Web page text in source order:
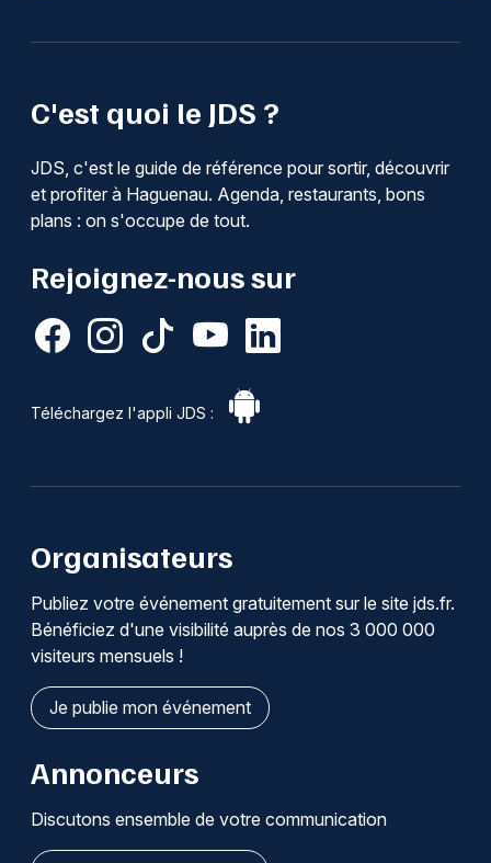
C'est quoi le JDS ?
JDS, c'est le guide de référence pour sortir, découvrir
et profiter à Haguenau. Agenda, restaurants, bons
plans : on s'occupe de tout.
Rejoignez-nous sur
Téléchargez l'appli JDS :
Organisateurs
Publiez votre événement gratuitement sur le site jds.fr.
Bénéficiez d'une visibilité auprès de nos 3 000 000
visiteurs mensuels !
Je publie mon événement
Annonceurs
Discutons ensemble de votre communication